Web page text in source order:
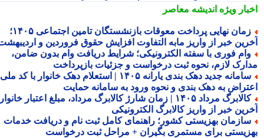
ویژهاندیشه معاصر
زمان نهایی پرداخت معوقات بازنشستگان تامین اجتماعی ۱۴۰۵؛
خبر از واریز مابه التفاوت افزایش حقوق فروردین و اردیبهشت
فوری با سفته الکترونیکی؛ شرایط دریافت وام بدون ضامن،
لازم، نحوه ثبت درخواست و جزئیات بازپرداخت
سامانه جدید دهک بندی یارانه ۱۴۰۵ | استعلام دهک خانوار با کد ملی،
به دهک بندی و نحوه ورود به سامانه حمایت
کالابرگ مرداد ۱۴۰۵ | زمان شارژ کالابرگ مرداد، مبلغ اعتبار خانوار و
خبر از واریز کالابرگ الکترونیکی
بهزیستی کشور؛ راهنمای کامل ثبت نام و دریافت خدمات
برای مستمری بگیران + مراحل ثبت درخواست